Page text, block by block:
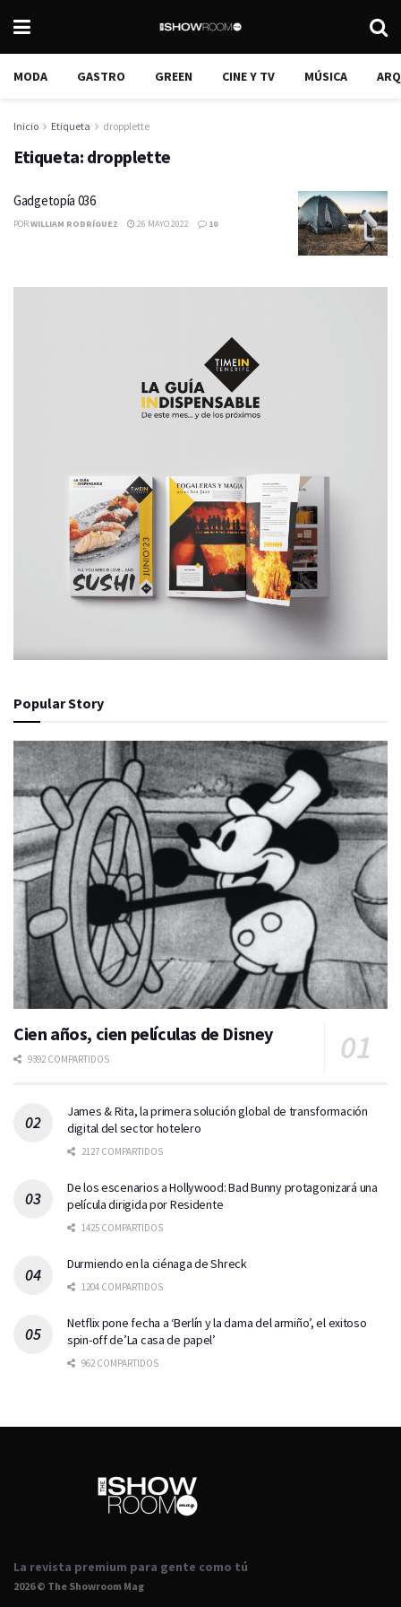
MODA GASTRO GREEN CINE Y TV MÚSICA
Inicio Etiqueta dropplette
Etiqueta: dropplette
Gadgetopía 036
PORWILLIAM RODRÍGUEZ 26 MAYO 2022 10
Popular Story
Cien años, cien películas de Disney
9392 COMPARTIDOS
James & Rita, la primera solución global de transformación
digital del sector hotelero
2127 COMPARTIDOS
De los escenarios a Hollywood: Bad Bunny protagonizará una
película dirigida por Residente
1425 COMPARTIDOS
Durmiendo en la ciénaga de Shreck
1204 COMPARTIDOS
Netflix pone fecha a ‘Berlín y la dama del armiño’, el exitoso
spin-off de’La casa de papel’
962 COMPARTIDOS
La revista premium para gente como tú
2026 © The Showroom Mag